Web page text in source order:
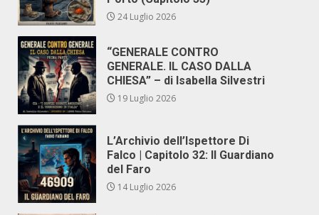
24 Luglio 2026
“GENERALE CONTRO
GENERALE. IL CASO DALLA
CHIESA” – di Isabella Silvestri
19 Luglio 2026
L’Archivio dell’Ispettore Di
Falco | Capitolo 32: Il Guardiano
del Faro
14 Luglio 2026